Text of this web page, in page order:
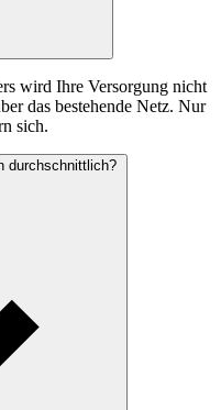
wird Ihre Versorgung nicht
das bestehende Netz. Nur
sich.
durchschnittlich?